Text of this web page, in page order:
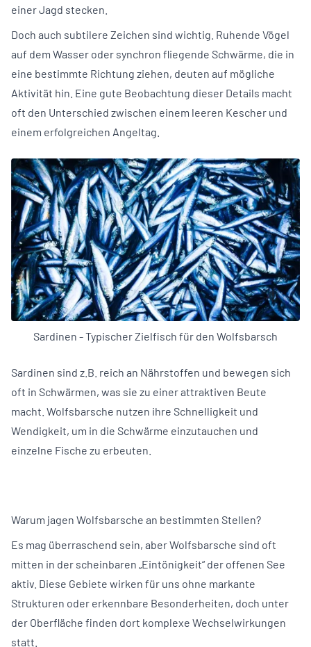
einer Jagd stecken.
Doch auch subtilere Zeichen sind wichtig. Ruhende Vögel
auf dem Wasser oder synchron fliegende Schwärme, die in
eine bestimmte Richtung ziehen, deuten auf mögliche
Aktivität hin. Eine gute Beobachtung dieser Details macht
oft den Unterschied zwischen einem leeren Kescher und
einem erfolgreichen Angeltag.
Sardinen - Typischer Zielfisch für den Wolfsbarsch
Sardinen sind z.B. reich an Nährstoffen und bewegen sich
oft in Schwärmen, was sie zu einer attraktiven Beute
macht. Wolfsbarsche nutzen ihre Schnelligkeit und
Wendigkeit, um in die Schwärme einzutauchen und
einzelne Fische zu erbeuten.
Warum jagen Wolfsbarsche an bestimmten Stellen?
Es mag überraschend sein, aber Wolfsbarsche sind oft
mitten in der scheinbaren „Eintönigkeit“ der offenen See
aktiv. Diese Gebiete wirken für uns ohne markante
Strukturen oder erkennbare Besonderheiten, doch unter
der Oberfläche finden dort komplexe Wechselwirkungen
statt.